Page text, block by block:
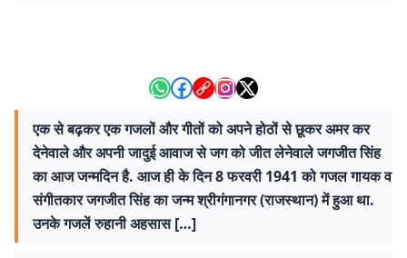
एक से बढ़कर एक गजलों और गीतों को अपने होठों से छूकर अमर कर
देनेवाले और अपनी जादुई आवाज से जग को जीत लेनेवाले जगजीत सिंह
का आज जन्‍मदिन है. आज ही के दिन 8 फरवरी 1941 को गजल गायक व
संगीतकार जगजीत सिंह का जन्म श्रीगंगानगर (राजस्थान) में हुआ था.
उनके गजलें रुहानी अहसास […]